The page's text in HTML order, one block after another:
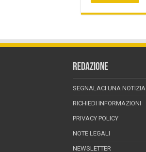
REDAZIONE
SEGNALACI UNA NOTIZIA
RICHIEDI INFORMAZIONI
PRIVACY POLICY
NOTE LEGALI
NEWSLETTER